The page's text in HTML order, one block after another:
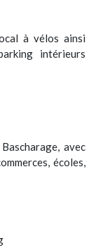
à vélos ainsi
intérieurs
avec
écoles,